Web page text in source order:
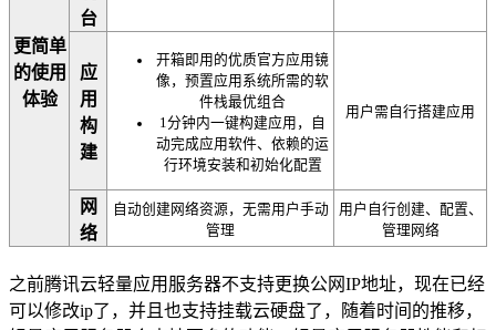
更简单
的使用
体验
台
应
用
构
建
开箱即用的优质官方应用镜
像，预置应用系统所需的软
件栈最优组合
1分钟内一键构建应用，自
动完成应用软件、依赖的运
行环境安装和初始化配置
用户需自行搭建应用
网
络
自动创建网络资源，无需用户手动
管理
用户自行创建、配置、
管理网络
之前腾讯云轻量应用服务器不支持更换公网IP地址，现在已经
可以修改ip了，并且也支持挂载云硬盘了，随着时间的推移，